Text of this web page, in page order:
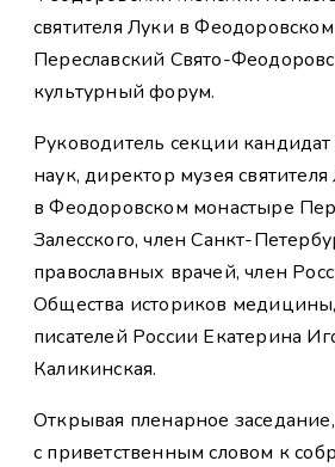
святителя Луки в
Переславский Свято-
культурный форум.
Руководитель секции кандидат
наук, директор музея
в Феодоровском монастыре
Залесского, член Санкт-
православных врачей, член
Общества историков
писателей России Екатерина
Каликинская.
Открывая пленарное заседание,
с приветственным словом к